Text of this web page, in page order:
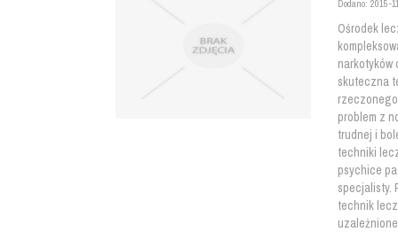
Dodano: 2015-
Ośrodek
narkotyków
skuteczna
problem z
trudnej i
techniki
psychice
specjalisty.
technik